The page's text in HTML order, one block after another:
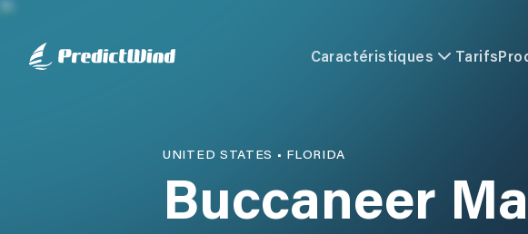
Caractéristiques Tarifs
UNITED STATES • FLORIDA
Buccaneer